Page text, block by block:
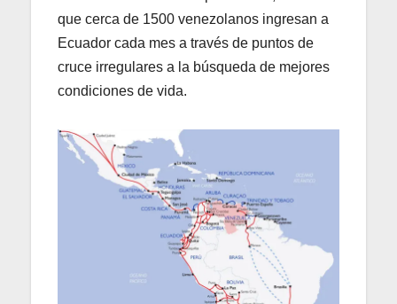
que cerca de 1500 venezolanos ingresan a
Ecuador cada mes a través de puntos de
cruce irregulares a la búsqueda de mejores
condiciones de vida.